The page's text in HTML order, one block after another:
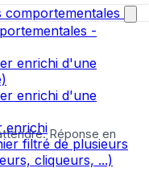
comportementales
-
enrichi d'une
enrichi d'une
enrichi
filtré de plusieurs
cliqueurs, ...)
Réponse en